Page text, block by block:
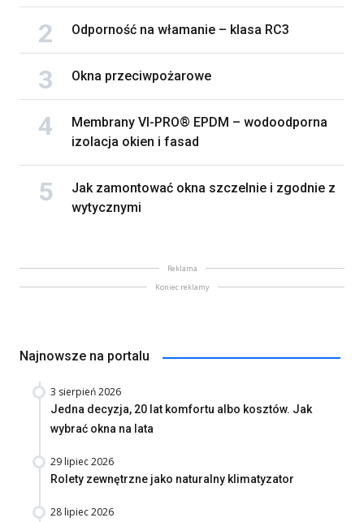
Odporność na włamanie – klasa RC3
Okna przeciwpożarowe
Membrany VI-PRO® EPDM – wodoodporna
izolacja okien i fasad
Jak zamontować okna szczelnie i zgodnie z
wytycznymi
Reklama
Koniec reklamy
Najnowsze na portalu
3 sierpień 2026
Jedna decyzja, 20 lat komfortu albo kosztów. Jak
wybrać okna na lata
29 lipiec 2026
Rolety zewnętrzne jako naturalny klimatyzator
28 lipiec 2026